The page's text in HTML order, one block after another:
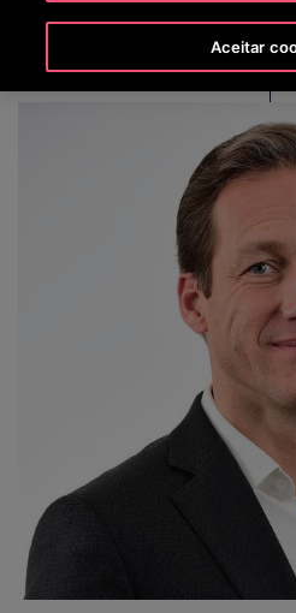
Aceitar